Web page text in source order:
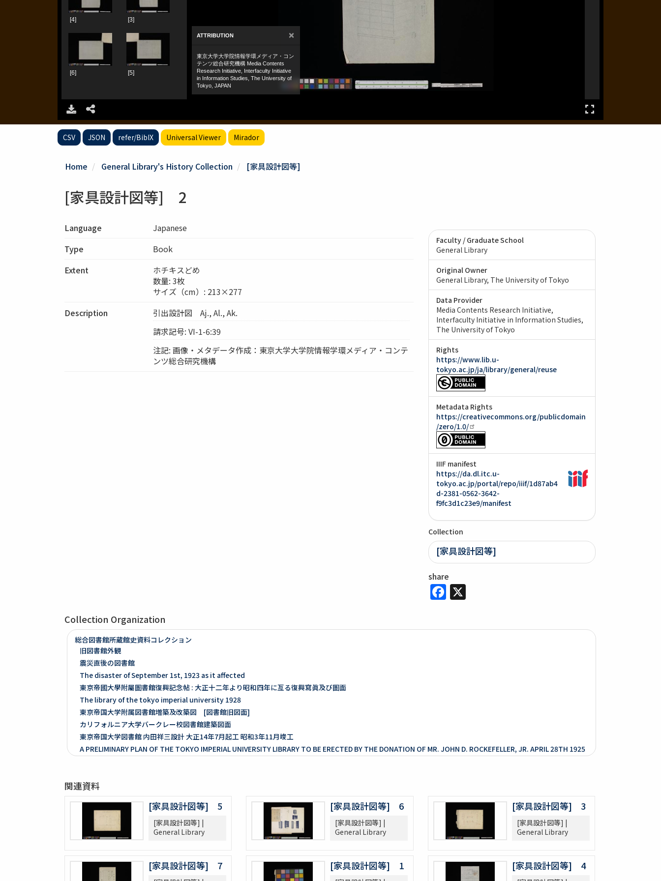
CSV JSON refer/BibIX Universal Viewer Mirador
Home General Library's History Collection [家具設計図等]
[家具設計図等] 2
Language
Japanese
Type
Book
Extent
ホチキスどめ
数量: 3枚
サイズ（cm）: 213×277
Description
引出設計図 Aj., Al., Ak.
請求記号: VI-1-6:39
注記: 画像・メタデータ作成：東京大学大学院情報学環メディア・コンテ
ンツ総合研究機構
Faculty / Graduate School
General Library
Original Owner
General Library, The University of Tokyo
Data Provider
Media Contents Research Initiative,
Interfaculty Initiative in Information Studies,
The University of Tokyo
Rights
https://www.lib.u-
tokyo.ac.jp/ja/library/general/reuse
Metadata Rights
https://creativecommons.org/publicdomain
/zero/1.0/
IIIF manifest
https://da.dl.itc.u-
tokyo.ac.jp/portal/repo/iiif/1d87ab4
d-2381-0562-3642-
f9fc3d1c23e9/manifest
Collection
[家具設計図等]
share
Facebook
X
Collection Organization
総合図書館所蔵館史資料コレクション
旧図書館外観
震災直後の図書館
The disaster of September 1st, 1923 as it affected
東京帝國大學附屬圖書館復興記念帖 : 大正十二年より昭和四年に亙る復興寫眞及び圖面
The library of the tokyo imperial university 1928
東京帝国大学附属図書館増築及改築図 [図書館旧図面]
カリフォルニア大学バークレー校図書館建築図面
東京帝国大学図書館 内田祥三設計 大正14年7月起工 昭和3年11月竣工
A PRELIMINARY PLAN OF THE TOKYO IMPERIAL UNIVERSITY LIBRARY TO BE ERECTED BY THE DONATION OF MR. JOHN D. ROCKEFELLER, JR. APRIL 28TH 1925
ARCHITECT PROFESSOR OF ARCHITECTURE TOKYO IMPERIAL UNIVERSITY : [内田の第一設計案]
THE LIBRARY OF THE TOKYO IMPERIAL UNIVERSITY（Ⅵ-1-6:14）
[内田の第二設計案]
THE LIBRARY OF THE TOKYO IMPERIAL UNIVERSITY（Ⅵ-1-6:16）
東京帝国大学図書館配置図（昭和3年12月竣工）青写真（Ⅵ-1-6:17）
東京帝国大学図書館配置図（昭和3年12月竣工）青写真（Ⅵ-1-6:18）
THE LIBRARY OF THE TOKYO IMPERIAL UNIVERSITY 非常用梯子位置図同取付け図
図書館用書架製作並ニ取付工事 東京帝国大学図書館建築部 書庫縦断面及横断面 附書架数量表
関連資料
[家具設計図等] 5
[家具設計図等] |
General Library
[家具設計図等] 6
[家具設計図等] |
General Library
[家具設計図等] 3
[家具設計図等] |
General Library
[家具設計図等] 7 [家具設計図等] 1 [家具設計図等] 4